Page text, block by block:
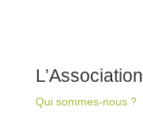
L’Association
Qui sommes-nous ?